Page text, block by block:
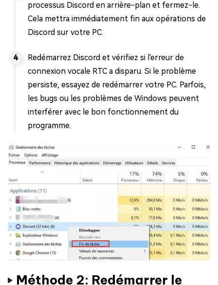
processus Discord en arrière-plan et fermez-le.
Cela mettra immédiatement fin aux opérations de
Discord sur votre PC.
Redémarrez Discord et vérifiez si l'erreur de
connexion vocale RTC a disparu. Si le problème
persiste, essayez de redémarrer votre PC. Parfois,
les bugs ou les problèmes de Windows peuvent
interférer avec le bon fonctionnement du
programme.
Méthode 2: Redémarrer le